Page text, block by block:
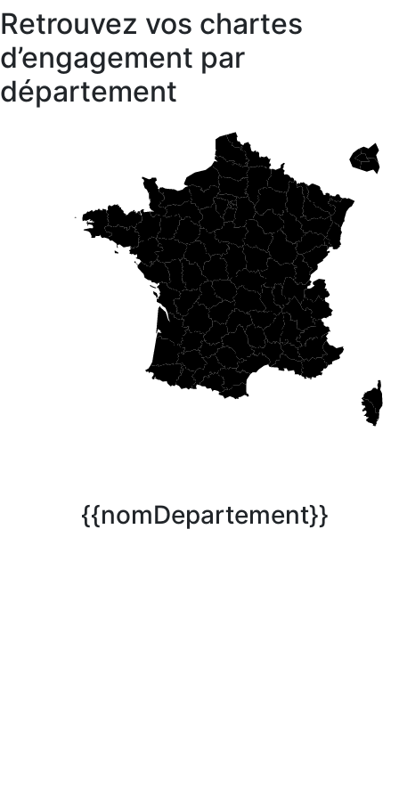
Retrouvez vos chartes
d’engagement par
département
{{nomDepartement}}